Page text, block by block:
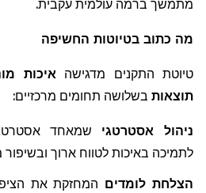
מתמשך ברמה עולמית עקבית.
מה כתוב בטיוטות החשיפה
טיוטת התקנים מדגישה איכות
תוצאות בשלושה תחומים מרכזיים:
ניהול אסטרטגי שמאחד
לתמיכה באיכות לטווח ארוך
הצלחת לומדים המחזקת את